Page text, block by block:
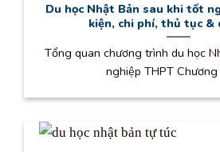
Du học Nhật Bản sau khi tốt
kiện, chi phí, thủ tục &
Tổng quan chương trình du học
nghiệp THPT Chương